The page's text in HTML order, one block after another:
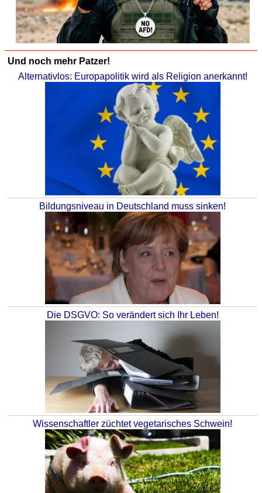
Und noch mehr Patzer!
Alternativlos: Europapolitik wird als Religion anerkannt!
Bildungsniveau in Deutschland muss sinken!
Die DSGVO: So verändert sich Ihr Leben!
Wissenschaftler züchtet vegetarisches Schwein!